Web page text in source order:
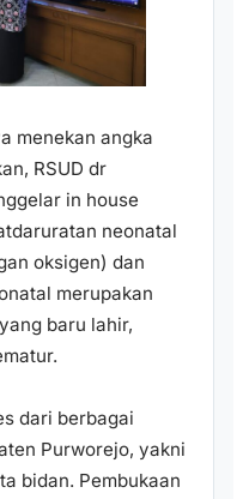
menekan angka
RSUD dr
in house
neonatal
oksigen) dan
merupakan
baru lahir,
dari berbagai
Purworejo, yakni
bidan. Pembukaan